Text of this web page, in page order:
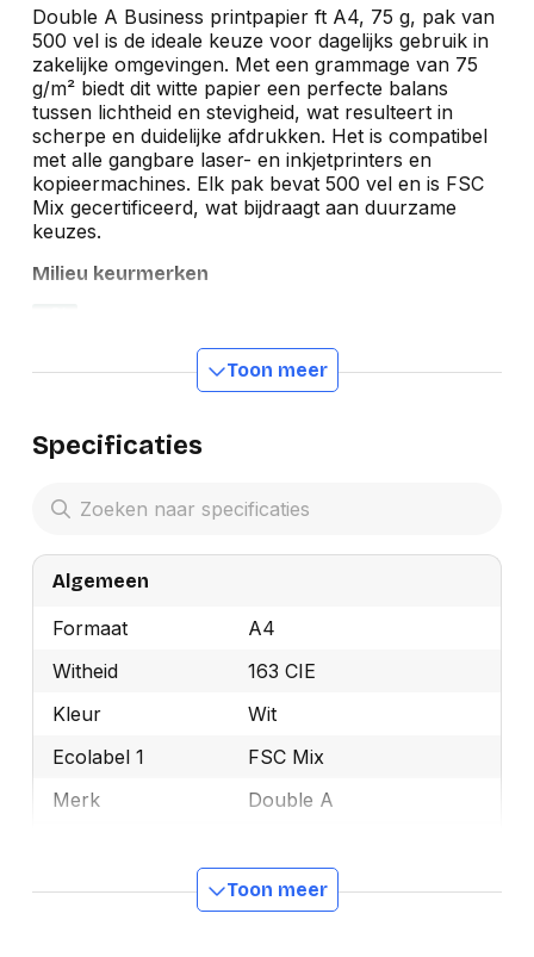
Double A Business printpapier ft A4, 75 g, pak van
500 vel is de ideale keuze voor dagelijks gebruik in
zakelijke omgevingen. Met een grammage van 75
g/m² biedt dit witte papier een perfecte balans
tussen lichtheid en stevigheid, wat resulteert in
scherpe en duidelijke afdrukken. Het is compatibel
met alle gangbare laser- en inkjetprinters en
kopieermachines. Elk pak bevat 500 vel en is FSC
Mix gecertificeerd, wat bijdraagt aan duurzame
keuzes.
Milieu keurmerken
Toon meer
Specificaties
Algemeen
Formaat
A4
Witheid
163 CIE
Kleur
Wit
Ecolabel 1
FSC Mix
Merk
Double A
Manufacturer Part
DAA475500
Toon meer